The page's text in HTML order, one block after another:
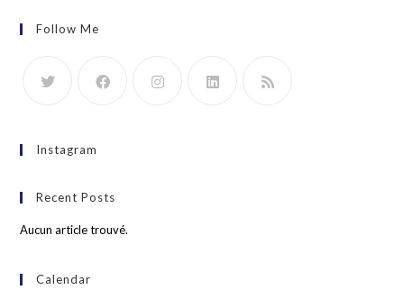
Follow Me
Instagram
Recent Posts
Aucun article trouvé.
Calendar